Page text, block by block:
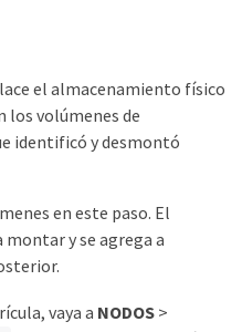
el almacenamiento físico
los volúmenes de
identificó y desmontó
en este paso. El
y se agrega a
vaya a NODOS>